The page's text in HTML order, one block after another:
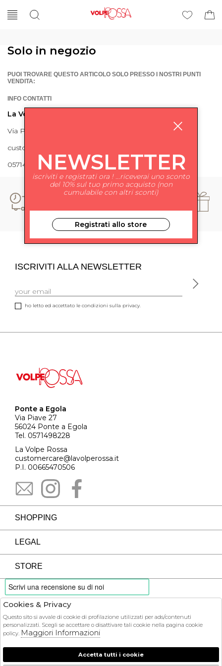
Solo in negozio
PUOI TROVARE QUESTO ARTICOLO SOLO PRESSO I NOSTRI PUNTI
VENDITA:
INFO CONTATTI
La Volpe Rossa
Via Piave 27 56024 Ponte a Egola
customercare@lavolperossa.it
0571498228
ISCRIVITI ALLA NEWSLETTER
ho letto ed accettato le condizioni sulla privacy.
Ponte a Egola
Via Piave 27
56024 Ponte a Egola
Tel. 0571498228
La Volpe Rossa
customercare@lavolperossa.it
P.I. 00665470506
SHOPPING
LEGAL
STORE
PAYMENTS
COURIER
NEWSLETTER
iscriviti e registrati ora ! ...riceverai uno sconto
del 10% sul tuo primo acquisto (non
cumulabile con altri sconti)
Registrati allo store
Cookies & Privacy
Questo sito si avvale di cookie di profilazione utilizzati per ads/contenuti
personalizzati. Scegli se accettare o disattivare tali cookie nella pagina cookie
policy. Maggiori Informazioni
Accetta tutti i cookie